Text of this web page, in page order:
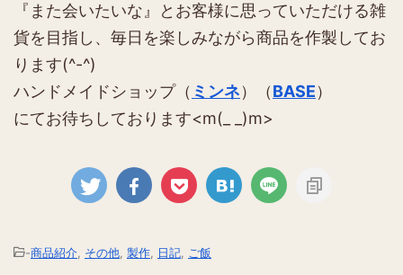
『また会いたいな』とお客様に思っていただける雑
貨を目指し、毎日を楽しみながら商品を作製してお
ります(^-^)
ハンドメイドショップ（ ミンネ）（BASE）
にてお待ちしております<m(_ _)m>
-商品紹介 その他 製作 日記 ご飯